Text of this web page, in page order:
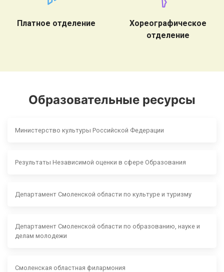
Платное отделение
Хореографическое
отделение
Образовательные ресурсы
Министерство культуры Российской Федерации
Результаты Независимой оценки в сфере Образования
Департамент Смоленской области по культуре и туризму
Департамент Смоленской области по образованию, науке и
делам молодежи
Смоленская областная филармония